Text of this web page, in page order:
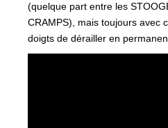
(quelque part entre les
CRAMPS), mais toujours avec
doigts de dérailler en